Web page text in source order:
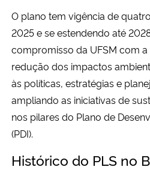
Secretaria de Governo
Gabinete de Segurança Institucional
Advocacia-Geral da União
Banco Central do Brasil
O plano tem vigência de
2025 e se estendendo até
compromisso da UFSM com
redução dos impactos
às políticas, estratégias e
ampliando as iniciativas de
nos pilares do Plano de
(PDI).
Histórico do PLS no